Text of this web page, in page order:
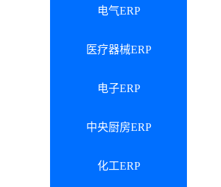
电气ERP
医疗器械ERP
电子ERP
中央厨房ERP
化工ERP